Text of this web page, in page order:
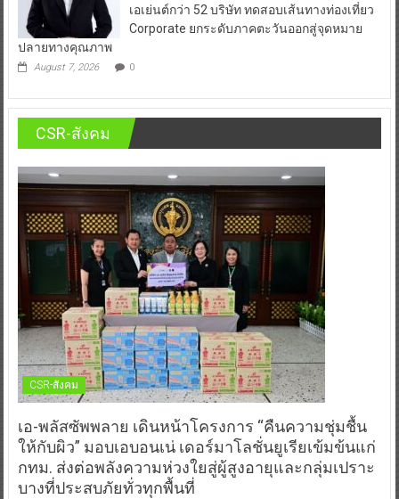
เอเย่นต์กว่า 52 บริษัท ทดสอบเส้นทางท่องเที่ยว
Corporate ยกระดับภาคตะวันออกสู่จุดหมาย
ปลายทางคุณภาพ
August 7, 2026 0
CSR-สังคม
CSR-สังคม
เอ-พลัสซัพพลาย เดินหน้าโครงการ “คืนความชุ่มชื้น
ให้กับผิว” มอบเอบอนเน่ เดอร์มาโลชั่นยูเรียเข้มข้นแก่
กทม. ส่งต่อพลังความห่วงใยสู่ผู้สูงอายุและกลุ่มเปราะ
บางที่ประสบภัยทั่วทุกพื้นที่